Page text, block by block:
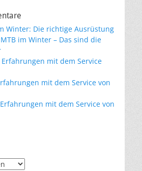
Winter: Die richtige Ausrüstung
MTB im Winter – Das sind die
mit dem Service
mit dem Service von
mit dem Service von